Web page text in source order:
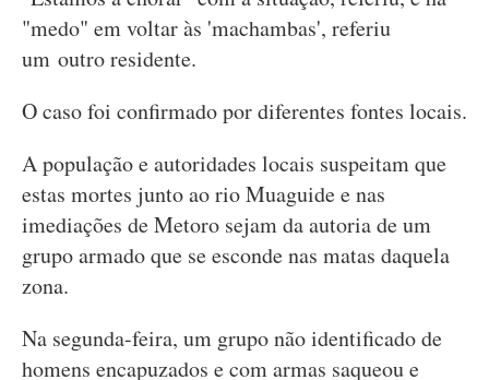
"medo" em voltar às 'machambas', referiu
um outro residente.
O caso foi confirmado por diferentes fontes locais.
A população e autoridades locais suspeitam que
estas mortes junto ao rio Muaguide e nas
imediações de Metoro sejam da autoria de um
grupo armado que se esconde nas matas daquela
zona.
Na segunda-feira, um grupo não identificado de
homens encapuzados e com armas saqueou e